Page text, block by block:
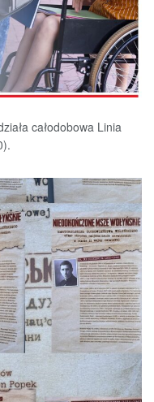
całodobowa Linia